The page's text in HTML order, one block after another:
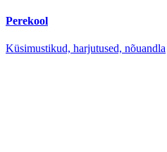
Perekool
Küsimustikud, harjutused, nõuandla